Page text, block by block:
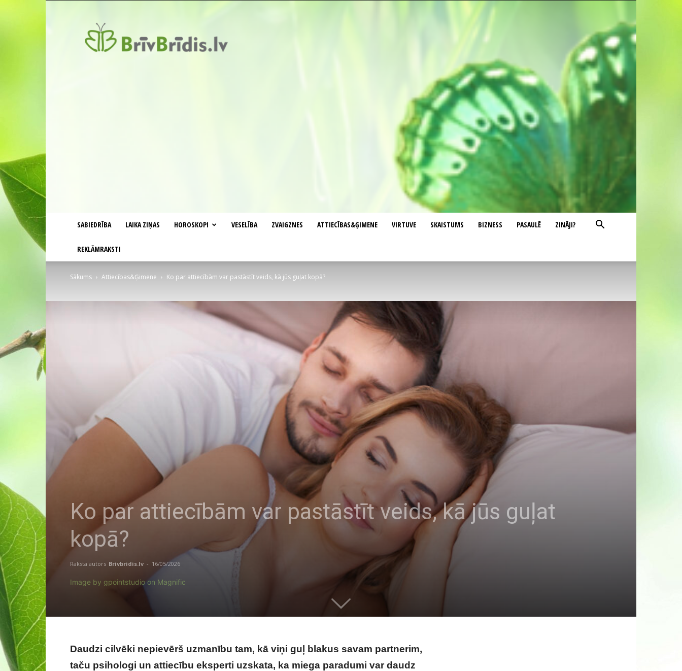
SABIEDRĪBA LAIKA ZIŅAS HOROSKOPI VESELĪBA ZVAIGZNES ATTIECĪBAS&ĢIMENE VIRTUVE SKAISTUMS BIZNESS PASAULĒ ZINĀJI?
REKLĀMRAKSTI
Sākums Attiecības&Ģimene Ko par attiecībām var pastāstīt veids, kā jūs guļat kopā?
Ko par attiecībām var pastāstīt veids, kā jūs guļat
kopā?
Raksta autors Brivbridis.lv - 16/05/2026
Image by gpointstudio on Magnific
Daudzi cilvēki nepievērš uzmanību tam, kā viņi guļ blakus savam partnerim,
taču psihologi un attiecību eksperti uzskata, ka miega paradumi var daudz